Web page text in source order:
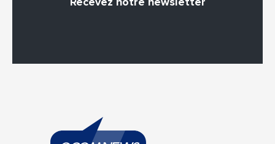
Recevez notre newsletter